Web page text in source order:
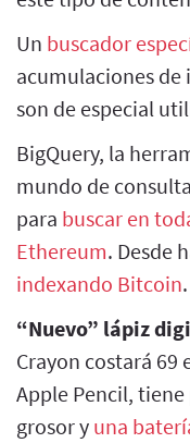
Un buscador
acumulaciones
son de especial
BigQuery, la
mundo de
para buscar en
Ethereum. Desde
indexando Bitcoin.
“Nuevo” lápiz
Crayon costará 69
Apple Pencil,
grosor y una